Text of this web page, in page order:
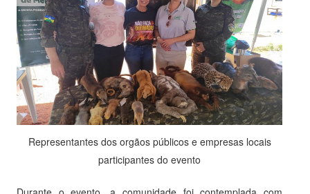
Representantes dos orgãos públicos e empresas locais
participantes do evento